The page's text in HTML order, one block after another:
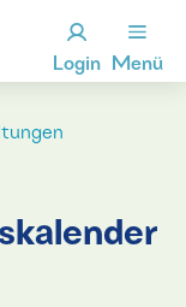
Login Menü